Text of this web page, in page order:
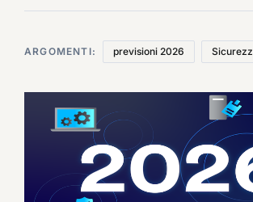
ARGOMENTI: previsioni 2026